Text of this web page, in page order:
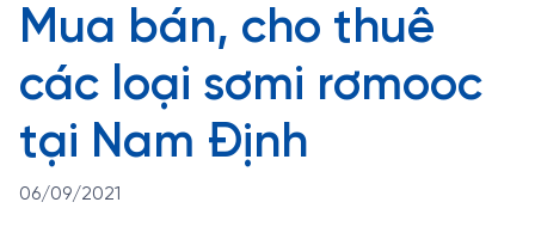
Mua bán, cho thuê
các loại sơmi rơmooc
tại Nam Định
06/09/2021